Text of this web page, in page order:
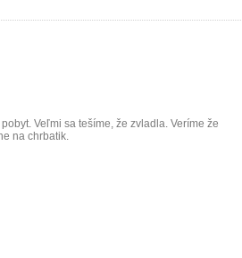
Veľmi sa tešíme, že zvladla. Veríme že
na chrbatik.